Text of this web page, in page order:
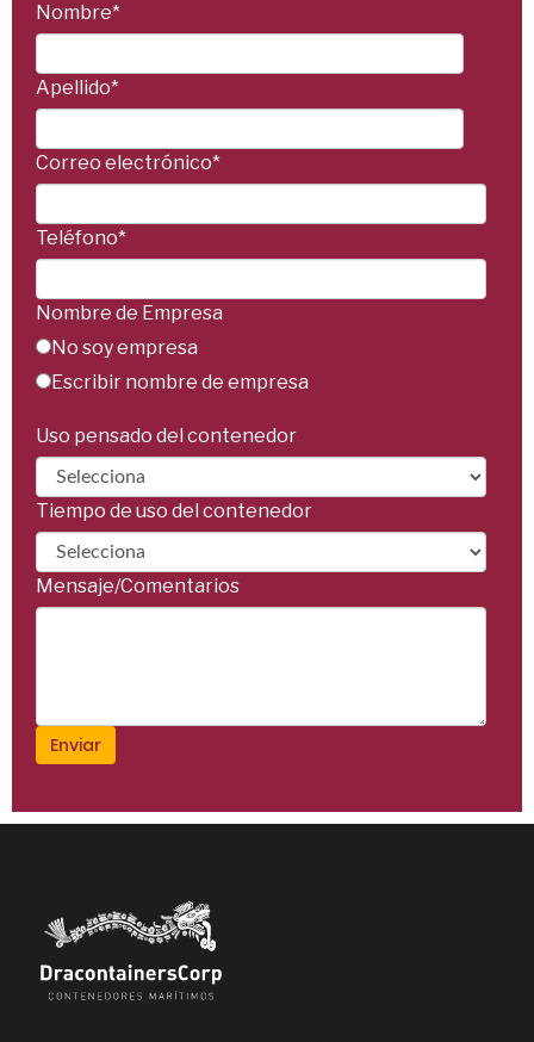
Nombre*
Apellido*
Correo electrónico*
Teléfono*
Nombre de Empresa
No soy empresa
Escribir nombre de empresa
Uso pensado del contenedor
Tiempo de uso del contenedor
Mensaje/Comentarios